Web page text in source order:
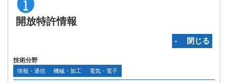
開放特許情報
‐ 閉じる
技術分野
情報・通信 機械・加工 電気・電子